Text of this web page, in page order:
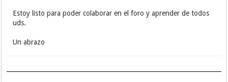
Estoy listo para poder colaborar en el foro y aprender de todos
uds.
Un abrazo